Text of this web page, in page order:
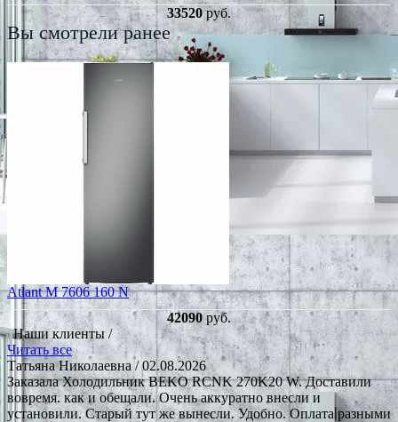
33520руб.
Вы смотрели ранее
Atlant М 7606 160 N
42090руб.
Наши клиенты /
Читать все
Татьяна Николаевна/ 02.08.2026
Заказала Холодильник BEKO RCNK 270K20 W. Доставили
вовремя. как и обещали. Очень аккуратно внесли и
установили. Старый тут же вынесли. Удобно. Оплата разными